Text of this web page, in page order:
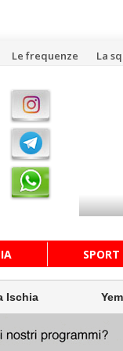
Le frequenze La
SPORT
Yemen, le